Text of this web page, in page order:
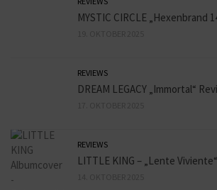
MYSTIC CIRCLE „Hexenbrand
REVIEWS
DREAM LEGACY „Immortal“
REVIEWS
LITTLE KING – „Lente Viviente“